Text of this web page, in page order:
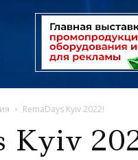
RemaDays Kyiv 2022!
Kyiv